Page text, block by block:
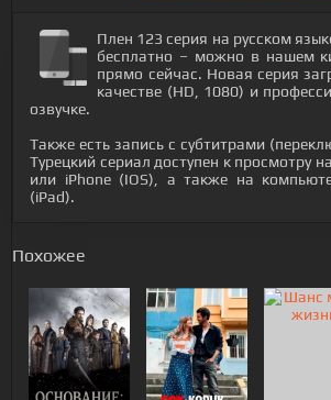
Плен 123 серия на русском
бесплатно – можно в нашем
прямо сейчас. Новая серия
качестве (HD, 1080) и
озвучке.
Также есть запись с субтитрами
Турецкий сериал доступен к просмотру
или iPhone (IOS), а также на
(iPad).
Похожее